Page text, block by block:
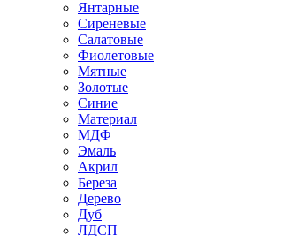
Янтарные
Сиреневые
Салатовые
Фиолетовые
Мятные
Золотые
Синие
Материал
МДФ
Эмаль
Акрил
Береза
Дерево
Дуб
ЛДСП